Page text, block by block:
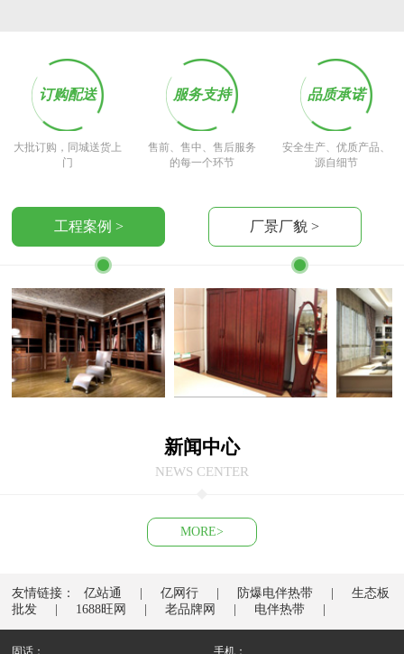
订购配送
大批订购，同城送货上
门
服务支持
售前、售中、售后服务
的每一个环节
品质承诺
安全生产、优质产品、
源自细节
工程案例 > 厂景厂貌 >
新闻中心
NEWS CENTER
MORE>
友情链接： 亿站通 亿网行 防爆电伴热带
生态板
批发
1688旺网 老品牌网 电伴热带
固话： 手机：